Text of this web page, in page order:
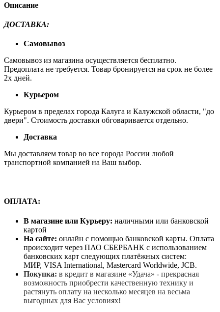
Описание
ДОСТАВКА:
Самовывоз
Самовывоз из магазина осуществляется бесплатно.
Предоплата не требуется. Товар бронируется на срок не более
2х дней.
Курьером
Курьером в пределах города Калуга и Калужской области, "до
двери". Стоимость доставки обговаривается отдельно.
Доставка
Мы доставляем товар во все города России любой
транспортной компанией на Ваш выбор.
ОПЛАТА:
В магазине или Курьеру: наличными или банковской
картой
На сайте: онлайн с помощью банковской карты. Оплата
происходит через ПАО СБЕРБАНК с использованием
банковских карт следующих платёжных систем:
МИР, VISA International, Mastercard Worldwide, JCB.
Покупка: в кредит в магазине «Удача» - прекрасная
возможность приобрести качественную технику и
растянуть оплату на несколько месяцев на весьма
выгодных для Вас условиях!